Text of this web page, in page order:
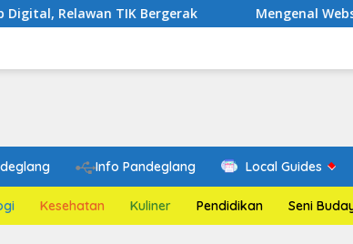
TIK Bergerak Mengenal Website Resmi
Info Pandeglang Local Guides
Kesehatan Kuliner Pendidikan Seni